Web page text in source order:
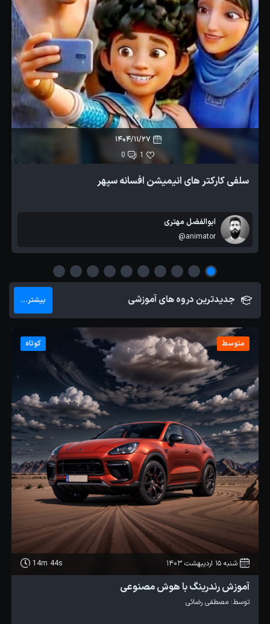
1404/11/27
1
0
سلفی کارکتر های انیمیشن افسانه سپهر
ابوالفضل مهتری
@animator
جدیدترین دروه های آموزشی بیشتر...
شنبه 15 اردیبهشت 1403 14m 44s
متوسط کوتاه
آموزش رندرینگ با هوش مصنوعی
توسط: مصطفی رضائی